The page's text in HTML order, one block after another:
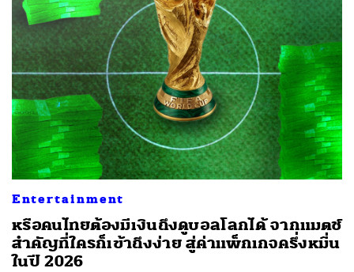
Entertainment
หรือคนไทยต้องมีเงินถึงดูบอลโลกได้ จากแมตช์
สำคัญที่ใครก็เข้าถึงง่าย สู่ค่าแพ็กเกจครึ่งหมื่น
ในปี 2026